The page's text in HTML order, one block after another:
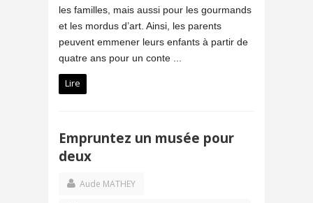
les familles, mais aussi pour les gourmands
et les mordus d’art. Ainsi, les parents
peuvent emmener leurs enfants à partir de
quatre ans pour un conte ...
Lire
Empruntez un musée pour
deux
Aude MATHEY